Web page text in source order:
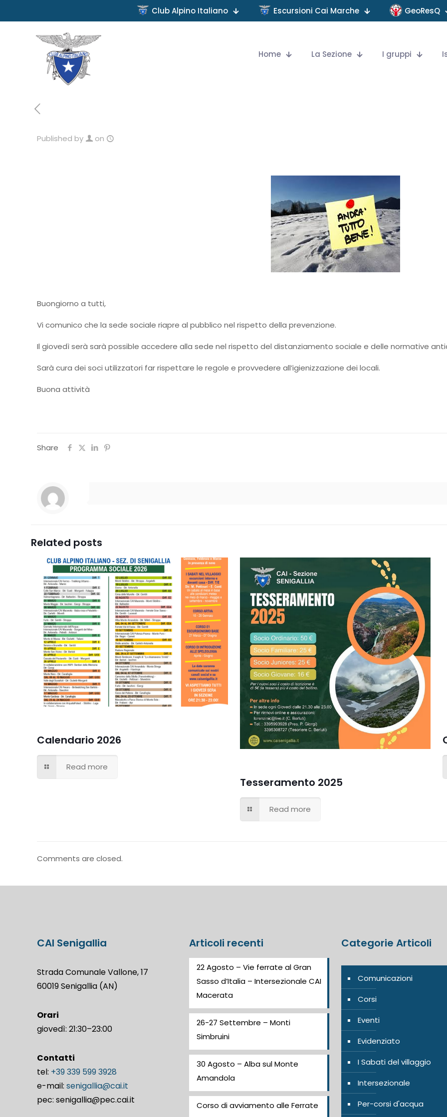
Club Alpino Italiano Escursioni Cai Marche GeoResQ
Home La Sezione I gruppi
Published by on
Buongiorno a tutti,
Vi comunico che la sede sociale riapre al pubblico nel rispetto della prevenzione.
Il giovedì serà sarà possible accedere alla sede nel rispetto del distanziamento sociale e delle normative
Sarà cura dei soci utilizzatori far rispettare le regole e provvedere all’igienizzazione dei locali.
Buona attività
Share
Related posts
Calendario 2026
Read more
Tesseramento 2025
Read more
Comments are closed.
CAI Senigallia
Strada Comunale Vallone, 17
60019 Senigallia (AN)
Orari
giovedì: 21:30–23:00
Contatti
tel: +39 339 599 3928
e-mail: senigallia@cai.it
pec: senigallia@pec.cai.it
Articoli recenti
22 Agosto – Vie ferrate al Gran
Sasso d’Italia – Intersezionale CAI
Macerata
26-27 Settembre – Monti
Simbruini
30 Agosto – Alba sul Monte
Amandola
Corso di avviamento alle Ferrate
Categorie Articoli
Comunicazioni
Corsi
Eventi
Evidenziato
I Sabati del villaggio
Intersezionale
Per-corsi d'acqua